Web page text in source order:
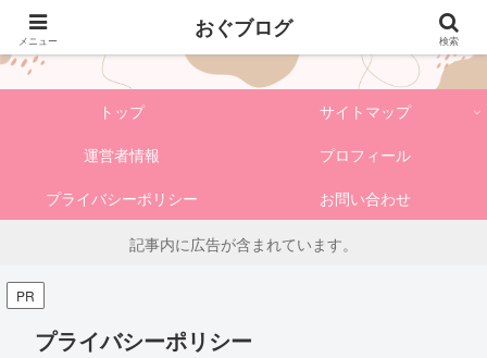
おぐブログ
トップ
サイトマップ
運営者情報
プロフィール
プライバシーポリシー
お問い合わせ
記事内に広告が含まれています。
PR
プライバシーポリシー
メニュー おぐブログ 検索